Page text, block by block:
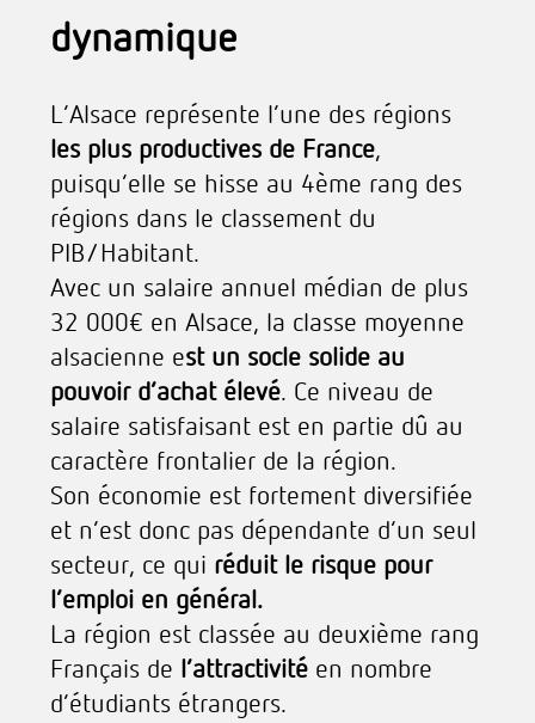
dynamique
L’Alsace représente l’une des régions
les plus productives de France,
puisqu’elle se hisse au 4ème rang des
régions dans le classement du
PIB/Habitant.
Avec un salaire annuel médian de plus
32 000€ en Alsace, la classe moyenne
alsacienne est un socle solide au
pouvoir d’achat élevé. Ce niveau de
salaire satisfaisant est en partie dû au
caractère frontalier de la région.
Son économie est fortement diversifiée
et n’est donc pas dépendante d’un seul
secteur, ce qui réduit le risque pour
l’emploi en général.
La région est classée au deuxième rang
Français de l’attractivité en nombre
d’étudiants étrangers.